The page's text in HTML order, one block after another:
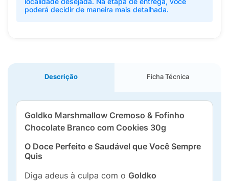
poderá decidir de maneira mais detalhada.
Descrição Ficha Técnica
Goldko Marshmallow Cremoso & Fofinho
Chocolate Branco com Cookies 30g
O Doce Perfeito e Saudável que Você Sempre
Quis
Diga adeus à culpa com o Goldko